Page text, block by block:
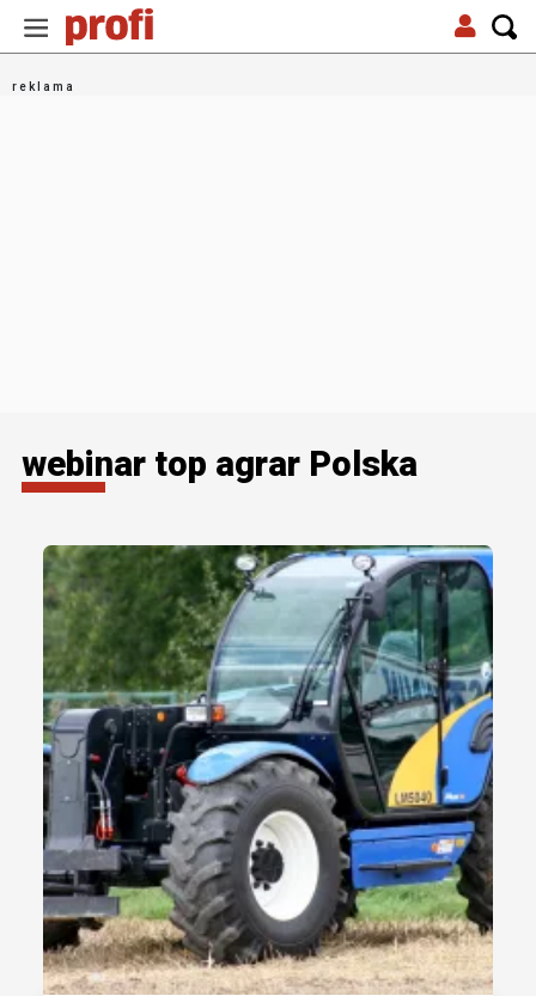
webinar top agrar Polska